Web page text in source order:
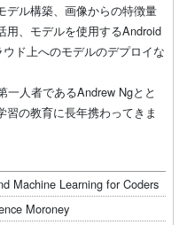
デル構築、画像からの特徴量
用、モデルを使用するAndroid
ド上へのモデルのデプロイな
一人者であるAndrew Ngとと
習の教育に長年携わってきま
Machine Learning for Coders
Moroney